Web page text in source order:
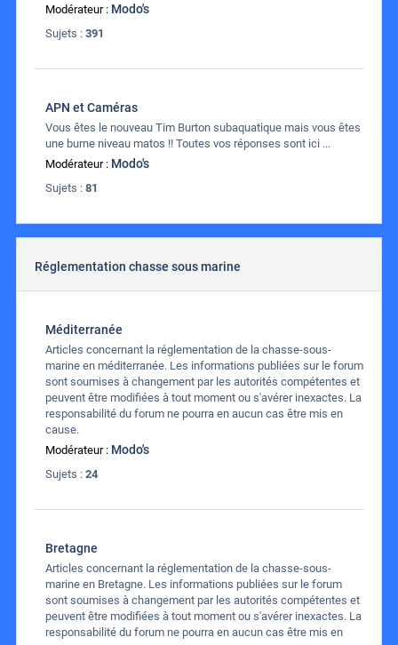
Modérateur : Modo's
Sujets : 391
APN et Caméras
Vous êtes le nouveau Tim Burton subaquatique mais vous êtes
une burne niveau matos !! Toutes vos réponses sont ici ...
Modérateur : Modo's
Sujets : 81
Réglementation chasse sous marine
Méditerranée
Articles concernant la réglementation de la chasse-sous-
marine en méditerranée. Les informations publiées sur le forum
sont soumises à changement par les autorités compétentes et
peuvent être modifiées à tout moment ou s'avérer inexactes. La
responsabilité du forum ne pourra en aucun cas être mis en
cause.
Modérateur : Modo's
Sujets : 24
Bretagne
Articles concernant la réglementation de la chasse-sous-
marine en Bretagne. Les informations publiées sur le forum
sont soumises à changement par les autorités compétentes et
peuvent être modifiées à tout moment ou s'avérer inexactes. La
responsabilité du forum ne pourra en aucun cas être mis en